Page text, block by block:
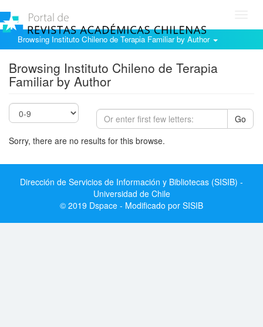
Browsing Instituto Chileno de Terapia Familiar by Author
Browsing Instituto Chileno de Terapia
Familiar by Author
Go
Sorry, there are no results for this browse.
Dirección de Servicios de Información y Bibliotecas (SISIB) -
Universidad de Chile
© 2019 Dspace - Modificado por SISIB